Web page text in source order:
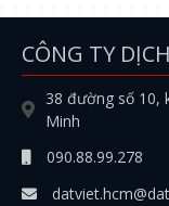
CÔNG TY
38 đường số 10,
Minh
090.88.99.278